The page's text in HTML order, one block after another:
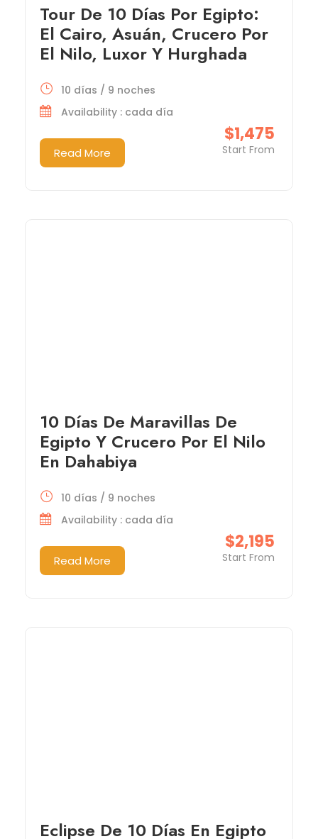
Tour De 10 Días Por Egipto:
El Cairo, Asuán, Crucero Por
El Nilo, Luxor Y Hurghada
$1,475
Start From
10 días / 9 noches
Availability : cada día
Read More
10 Días De Maravillas De
Egipto Y Crucero Por El Nilo
En Dahabiya
$2,195
Start From
10 días / 9 noches
Availability : cada día
Read More
Eclipse De 10 Días En Egipto